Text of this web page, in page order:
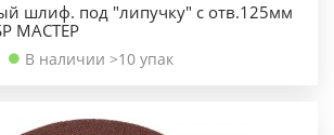
шлиф. под "липучку" с отв.125мм
МАСТЕР
В наличии >10 упак